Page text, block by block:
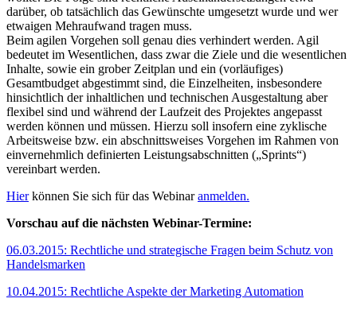
darüber, ob tatsächlich das Gewünschte umgesetzt wurde und wer
etwaigen Mehraufwand tragen muss.
Beim agilen Vorgehen soll genau dies verhindert werden. Agil
bedeutet im Wesentlichen, dass zwar die Ziele und die wesentlichen
Inhalte, sowie ein grober Zeitplan und ein (vorläufiges)
Gesamtbudget abgestimmt sind, die Einzelheiten, insbesondere
hinsichtlich der inhaltlichen und technischen Ausgestaltung aber
flexibel sind und während der Laufzeit des Projektes angepasst
werden können und müssen. Hierzu soll insofern eine zyklische
Arbeitsweise bzw. ein abschnittsweises Vorgehen im Rahmen von
einvernehmlich definierten Leistungsabschnitten („Sprints“)
vereinbart werden.
Hierkönnen Sie sich für das Webinaranmelden.
Vorschau auf die nächsten Webinar-Termine:
06.03.2015: Rechtliche und strategische Fragen beim Schutz von
Handelsmarken
10.04.2015: Rechtliche Aspekte der Marketing Automation